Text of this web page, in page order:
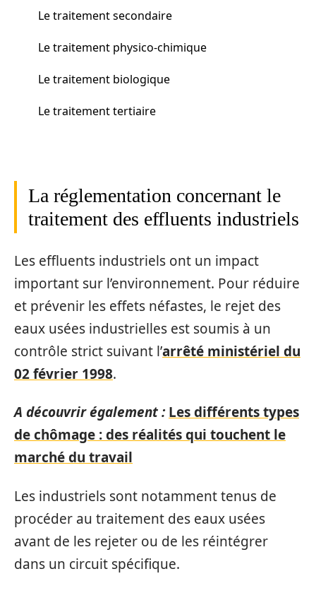
Le traitement secondaire
Le traitement physico-chimique
Le traitement biologique
Le traitement tertiaire
La réglementation concernant le
traitement des effluents industriels
Les effluents industriels ont un impact
important sur l’environnement. Pour réduire
et prévenir les effets néfastes, le rejet des
eaux usées industrielles est soumis à un
contrôle strict suivant l’arrêté ministériel du
02 février 1998.
A découvrir également : Les différents types
de chômage : des réalités qui touchent le
marché du travail
Les industriels sont notamment tenus de
procéder au traitement des eaux usées
avant de les rejeter ou de les réintégrer
dans un circuit spécifique.